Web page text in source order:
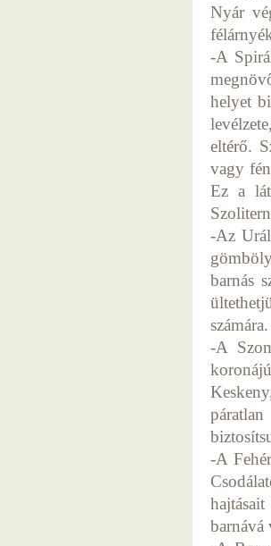
Nyár
-A
helyet
eltérő.
vagy
Ez a
-Az
barnás
-A
-A
barnává